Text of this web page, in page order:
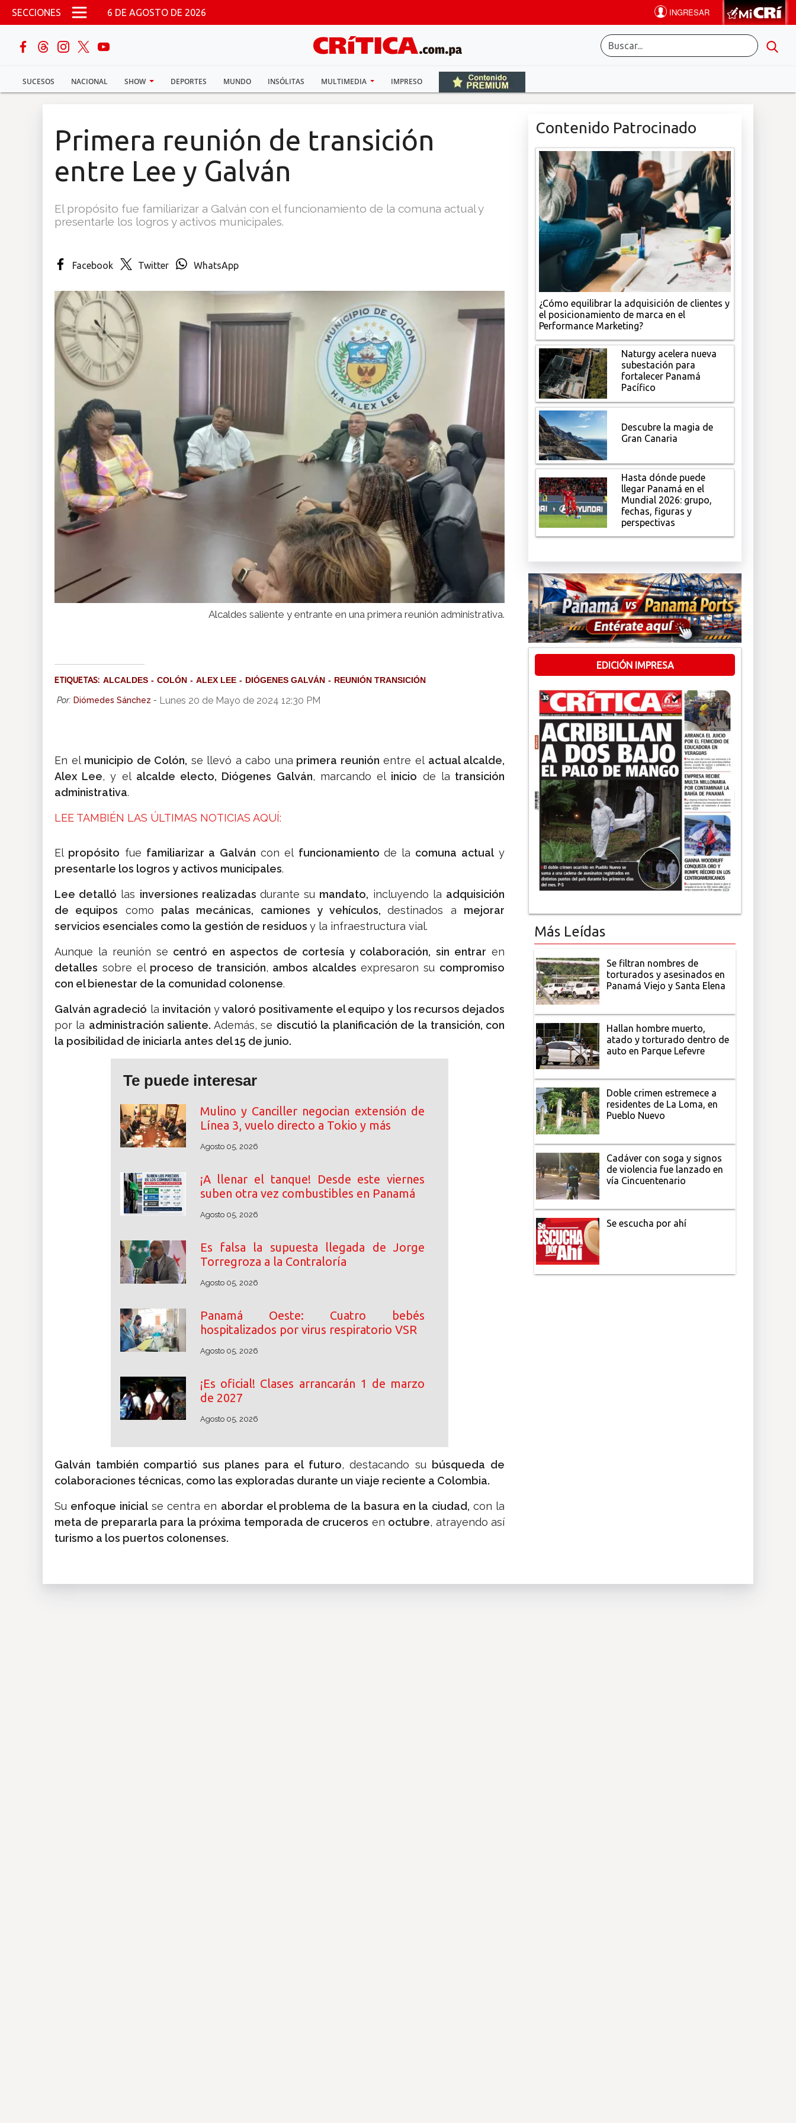
Pasar al contenido principal
SECCIONES 6 DE AGOSTO DE 2026
SUCESOS NACIONAL SHOW DEPORTES MUNDO INSÓLITAS MULTIMEDIA IMPRESO
buscar
Sucesos
Primera reunión de transición
entre Lee y Galván
El propósito fue familiarizar a Galván con el funcionamiento de la comuna actual y
presentarle los logros y activos municipales.
Facebook Twitter WhatsApp
Alcaldes saliente y entrante en una primera reunión administrativa.
ETIQUETAS: ALCALDES COLÓN ALEX LEE DIÓGENES GALVÁN REUNIÓN TRANSICIÓN
Por: Diómedes Sánchez - Lunes 20 de Mayo de 2024 12:30 PM
En elmunicipio de Colón, se llevó a cabo una primera reunión entre el actual alcalde,
Alex Lee, y elalcalde electo, Diógenes Galván, marcando el inicio de la transición
administrativa.
LEE TAMBIÉN LAS ÚLTIMAS NOTICIAS AQUÍ:
El propósito fue familiarizar a Galván con el funcionamiento de la comuna actualy
presentarle los logros y activos municipales.
Lee detalló las inversiones realizadasdurante su mandato, incluyendo la adquisición
de equipos como palas mecánicas, camiones y vehículos,destinados a mejorar
servicios esenciales como la gestión de residuos y la infraestructura vial.
Aunque la reunión se centró en aspectos de cortesía y colaboración, sin entrar en
detalles sobre el proceso de transición, ambos alcaldes expresaron su compromiso
con el bienestar de la comunidad colonense.
Galván agradeció la invitación yvaloró positivamente el equipo y los recursos dejados
por la administración saliente. Además, se discutió la planificación de la transición, con
la posibilidad de iniciarla antes del 15 de junio.
Te puede interesar
Mulino y Canciller negocian extensión de
Línea 3, vuelo directo a Tokio y más
Agosto 05, 2026
¡A llenar el tanque! Desde este viernes
suben otra vez combustibles en Panamá
Agosto 05, 2026
Es falsa la supuesta llegada de Jorge
Torregroza a la Contraloría
Agosto 05, 2026
Panamá Oeste: Cuatro bebés
hospitalizados por virus respiratorio VSR
Agosto 05, 2026
¡Es oficial! Clases arrancarán 1 de marzo
de 2027
Agosto 05, 2026
Galván también compartió sus planes para el futuro, destacando su búsqueda de
colaboraciones técnicas, como las exploradas durante un viaje reciente a Colombia.
Su enfoque inicialse centra en abordar el problema de la basura en la ciudad, con la
meta de prepararla para la próxima temporada de cruceros en octubre, atrayendo así
turismo a los puertos colonenses.
Contenido Patrocinado
¿Cómo equilibrar la adquisición de clientes y
el posicionamiento de marca en el
Performance Marketing?
Naturgy acelera nueva
subestación para
fortalecer Panamá
Pacífico
Descubre la magia de
Gran Canaria
Hasta dónde puede
llegar Panamá en el
Mundial 2026: grupo,
fechas, figuras y
perspectivas
EDICIÓN IMPRESA
Más Leídas
Se filtran nombres de
torturados y asesinados en
Panamá Viejo y Santa Elena
Hallan hombre muerto,
atado y torturado dentro de
auto en Parque Lefevre
Doble crimen estremece a
residentes de La Loma, en
Pueblo Nuevo
Cadáver con soga y signos
de violencia fue lanzado en
vía Cincuentenario
Se escucha por ahí